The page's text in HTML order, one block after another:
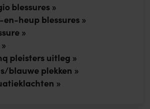
blessures »
heup blessures »
»
pleisters uitleg »
blauwe plekken »
»